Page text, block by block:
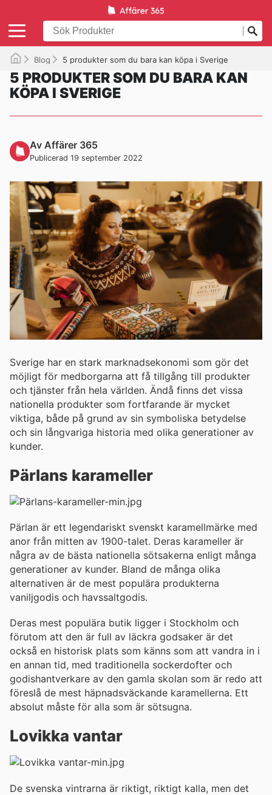
Blog 5 produkter som du bara kan köpa i Sverige
5 PRODUKTER SOM DU BARA KAN
KÖPA I SVERIGE
Av Affärer 365
Publicerad 19 september 2022
Sverige har en stark marknadsekonomi som gör det
möjligt för medborgarna att få tillgång till produkter
och tjänster från hela världen. Ändå finns det vissa
nationella produkter som fortfarande är mycket
viktiga, både på grund av sin symboliska betydelse
och sin långvariga historia med olika generationer av
kunder.
Pärlans karameller
Pärlan är ett legendariskt svenskt karamellmärke med
anor från mitten av 1900-talet. Deras karameller är
några av de bästa nationella sötsakerna enligt många
generationer av kunder. Bland de många olika
alternativen är de mest populära produkterna
vaniljgodis och havssaltgodis.
Deras mest populära butik ligger i Stockholm och
förutom att den är full av läckra godsaker är det
också en historisk plats som känns som att vandra in i
en annan tid, med traditionella sockerdofter och
godishantverkare av den gamla skolan som är redo att
föreslå de mest häpnadsväckande karamellerna. Ett
absolut måste för alla som är sötsugna.
Lovikka vantar
De svenska vintrarna är riktigt, riktigt kalla, men det